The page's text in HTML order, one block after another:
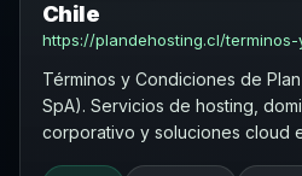
Chile
https://plandehosting.cl/
Términos y Condiciones de
SpA). Servicios de hosting,
corporativo y soluciones cloud